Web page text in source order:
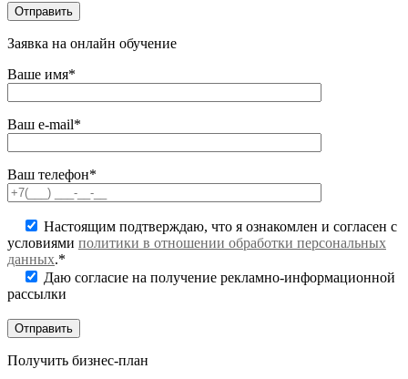
Заявка на онлайн обучение
Ваше имя*
Ваш e-mail*
Ваш телефон*
Настоящим подтверждаю, что я ознакомлен и согласен с
условиями политики в отношении обработки персональных
данных.*
Даю согласие на получение рекламно-информационной
рассылки
Получить бизнес-план